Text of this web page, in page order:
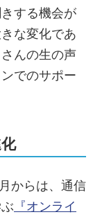
する機会が
な変化であ
んの生の声
でのサポー
からは、通信
『オンライ